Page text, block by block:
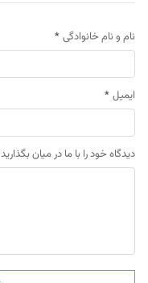
نام و نام خانوادگی *
ایمیل *
دیدگاه خود را با ما در میان بگذارید